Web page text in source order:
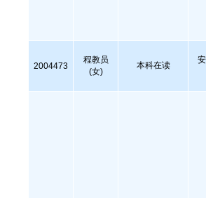
2004473
程教员
(女)
本科在读